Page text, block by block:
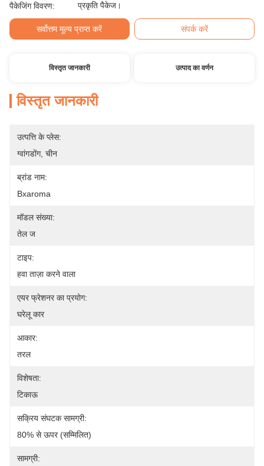
पैकेजिंग विवरण: प्रकृति पैकेज।
सर्वोत्तम मूल्य प्राप्त करें संपर्क करें
विस्तृत जानकारी उत्पाद का वर्णन
विस्तृत जानकारी
उत्पत्ति के प्लेस:
ग्वांगडोंग, चीन
ब्रांड नाम:
Bxaroma
मॉडल संख्या:
तेल ज
टाइप:
हवा ताज़ा करने वाला
एयर फ्रेशनर का प्रयोग:
घरेलू कार
आकार:
तरल
विशेषता:
टिकाऊ
सक्रिय संघटक सामग्री:
80% से ऊपर (सम्मिलित)
सामग्री: